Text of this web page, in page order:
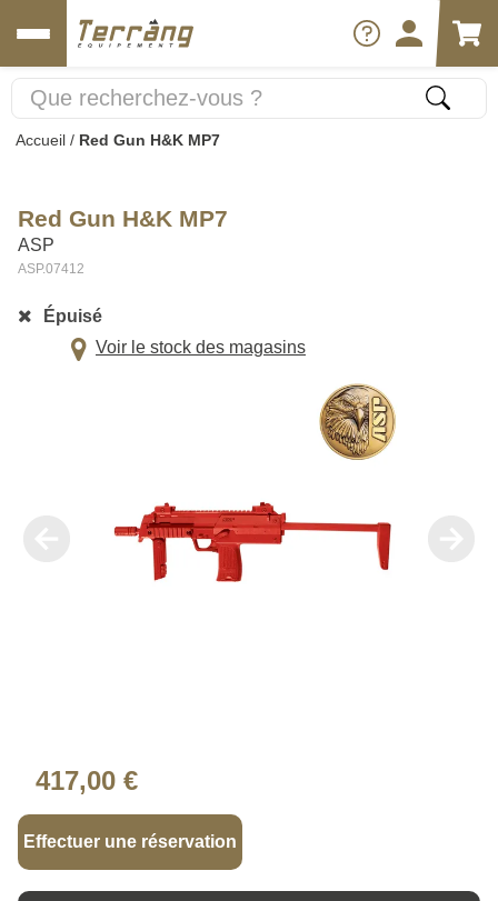
Accueil / Red Gun H&K MP7
Red Gun H&K MP7
ASP
ASP.07412
Épuisé
Voir le stock des magasins
417,00 €
Effectuer une réservation